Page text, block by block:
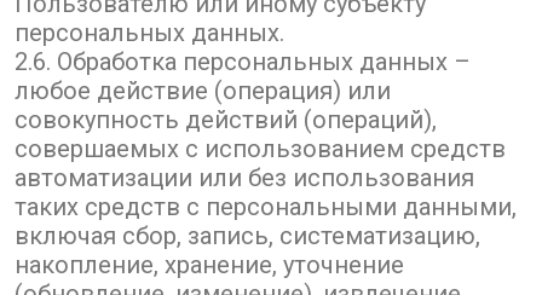
персональных данных.
2.6. Обработка персональных данных –
любое действие (операция) или
совокупность действий (операций),
совершаемых с использованием средств
автоматизации или без использования
таких средств с персональными данными,
включая сбор, запись, систематизацию,
накопление, хранение, уточнение